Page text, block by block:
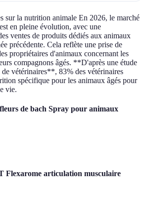
sur la nutrition animale En 2026, le marché
en pleine évolution, avec une
ventes de produits dédiés aux animaux
précédente. Cela reflète une prise de
propriétaires d'animaux concernant les
compagnons âgés. **D'après une étude
de vétérinaires**, 83% des vétérinaires
spécifique pour les animaux âgés pour
vie.
de bach Spray pour animaux
articulation musculaire